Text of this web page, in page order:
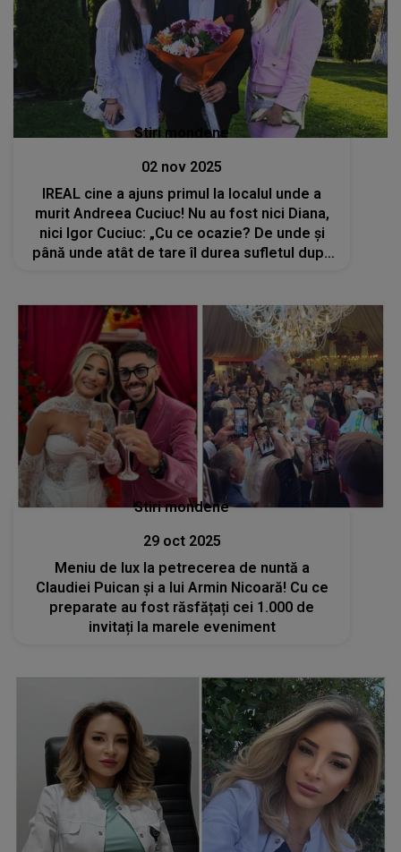
Stiri mondene
02 nov 2025
IREAL cine a ajuns primul la localul unde a
murit Andreea Cuciuc! Nu au fost nici Diana,
nici Igor Cuciuc: „Cu ce ocazie? De unde și
până unde atât de tare îl durea sufletul după
Stiri mondene
29 oct 2025
Meniu de lux la petrecerea de nuntă a
Claudiei Puican și a lui Armin Nicoară! Cu ce
preparate au fost răsfățați cei 1.000 de
invitați la marele eveniment